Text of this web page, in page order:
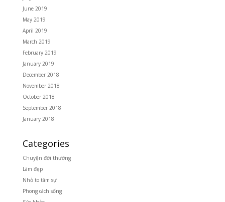
June 2019
May 2019
April 2019
March 2019
February 2019
January 2019
December 2018
November 2018
October 2018
September 2018
January 2018
Categories
Chuyện đời thường
Làm đẹp
Nhỏ to tâm sự
Phong cách sống